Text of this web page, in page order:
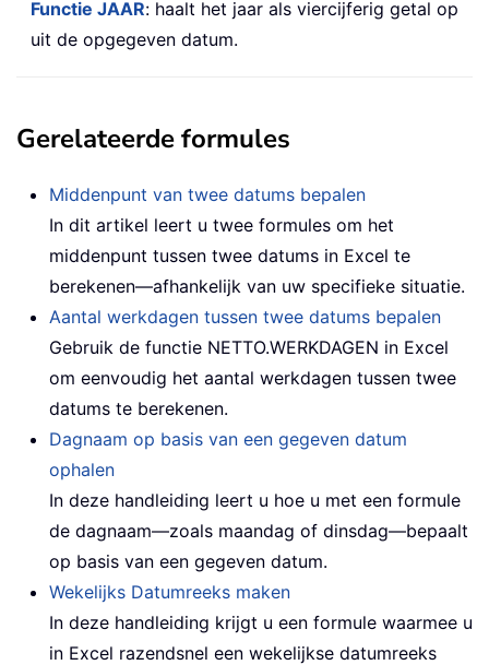
Functie JAAR: haalt het jaar als viercijferig getal op
uit de opgegeven datum.
Gerelateerde formules
Middenpunt van twee datums bepalen
In dit artikel leert u twee formules om het
middenpunt tussen twee datums in Excel te
berekenen—afhankelijk van uw specifieke situatie.
Aantal werkdagen tussen twee datums bepalen
Gebruik de functie NETTO.WERKDAGEN in Excel
om eenvoudig het aantal werkdagen tussen twee
datums te berekenen.
Dagnaam op basis van een gegeven datum
ophalen
In deze handleiding leert u hoe u met een formule
de dagnaam—zoals maandag of dinsdag—bepaalt
op basis van een gegeven datum.
Wekelijks Datumreeks maken
In deze handleiding krijgt u een formule waarmee u
in Excel razendsnel een wekelijkse datumreeks